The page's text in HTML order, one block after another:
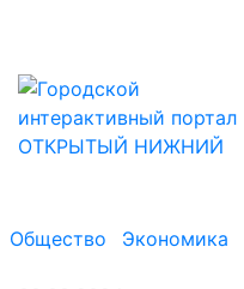
Общество Экономика